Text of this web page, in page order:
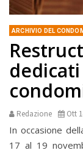
ARCHIVIO DEL
Redazione Ott
In occasione
17 al 19